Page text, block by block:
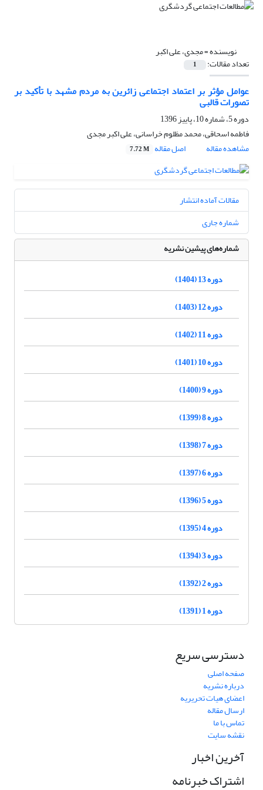
نویسنده =مجدی، علی اکبر
تعداد مقالات: 1
عوامل مؤثر بر اعتماد اجتماعی زائرین به مردم مشهد با تأکید بر
تصورات قالبی
دوره 5، شماره 10، پاییز 1396
فاطمه اسحاقی، محمد مظلوم خراسانی، علی اکبر مجدی
مشاهده مقاله
اصل مقاله 7.72 M
مقالات آماده انتشار
شماره جاری
شماره‌های پیشین نشریه
دوره 13 (1404)
دوره 12 (1403)
دوره 11 (1402)
دوره 10 (1401)
دوره 9 (1400)
دوره 8 (1399)
دوره 7 (1398)
دوره 6 (1397)
دوره 5 (1396)
دوره 4 (1395)
دوره 3 (1394)
دوره 2 (1392)
دوره 1 (1391)
دسترسی سریع
صفحه اصلی
درباره نشریه
اعضای هیات تحریریه
ارسال مقاله
تماس با ما
نقشه سایت
آخرین اخبار
اشتراک خبرنامه